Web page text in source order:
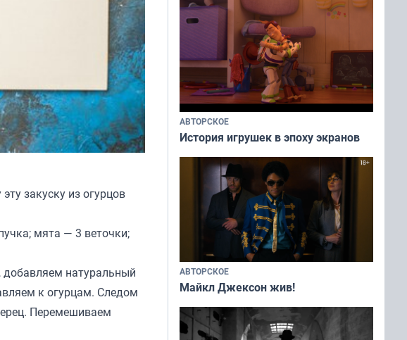
закуску из огурцов
мята — 3 веточки;
добавляем натуральный
к огурцам. Следом
Перемешиваем
АВТОРСКОЕ
История игрушек в эпоху экранов
АВТОРСКОЕ
Майкл Джексон жив!